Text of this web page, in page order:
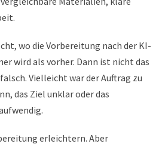
wo die Vorbereitung nach der KI-
wird als vorher. Dann ist nicht das
Vielleicht war der Auftrag zu
das Ziel unklar oder das
erleichtern. Aber